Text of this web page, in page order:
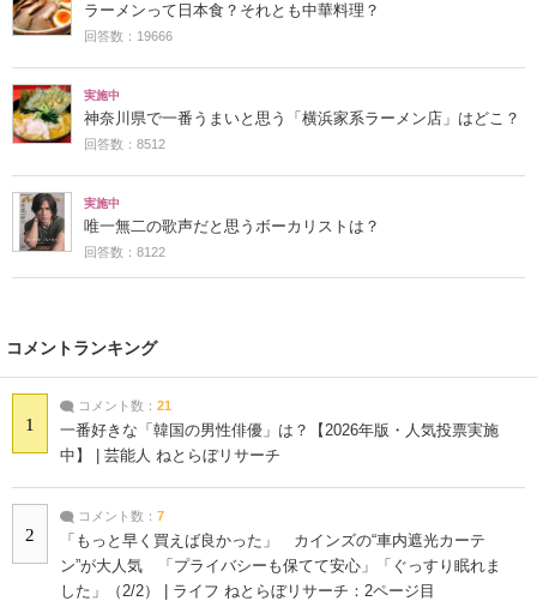
ラーメンって日本食？それとも中華料理？
回答数：19666
実施中
神奈川県で一番うまいと思う「横浜家系ラーメン店」はどこ？
回答数：8512
実施中
唯一無二の歌声だと思うボーカリストは？
回答数：8122
コメントランキング
1
コメント数： 21
一番好きな「韓国の男性俳優」は？【2026年版・人気投票実施
中】 | 芸能人 ねとらぼリサーチ
2
コメント数： 7
「もっと早く買えば良かった」 カインズの“車内遮光カーテ
ン”が大人気 「プライバシーも保てて安心」「ぐっすり眠れま
した」（2/2） | ライフ ねとらぼリサーチ：2ページ目